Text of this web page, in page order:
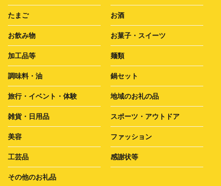
たまご お酒
お飲み物 お菓子・スイーツ
加工品等 麺類
調味料・油 鍋セット
旅行・イベント・体験 地域のお礼の品
雑貨・日用品 スポーツ・アウトドア
美容 ファッション
工芸品 感謝状等
その他のお礼品